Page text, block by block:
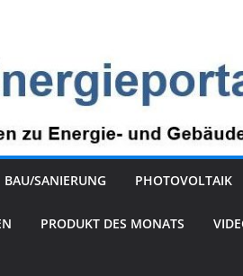
BAU/SANIERUNG PHOTOVOLTAIK
PRODUKT DES MONATS